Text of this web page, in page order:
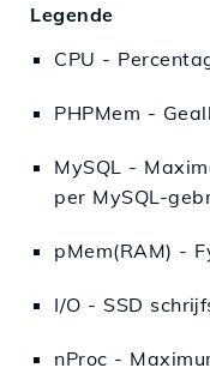
Legende
CPU -
PHPMem -
MySQL -
per MySQL-
pMem(RAM) -
I/O - SSD
nProc -